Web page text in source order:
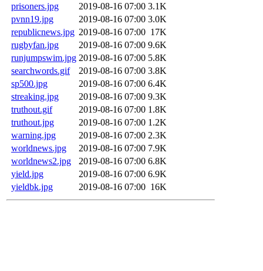
prisoners.jpg
2019-08-16 07:00 3.1K
pvnn19.jpg
2019-08-16 07:00 3.0K
republicnews.jpg 2019-08-16 07:00 17K
rugbyfan.jpg
2019-08-16 07:00 9.6K
runjumpswim.jpg 2019-08-16 07:00 5.8K
searchwords.gif
2019-08-16 07:00 3.8K
sp500.jpg
2019-08-16 07:00 6.4K
streaking.jpg
2019-08-16 07:00 9.3K
truthout.gif
2019-08-16 07:00 1.8K
truthout.jpg
2019-08-16 07:00 1.2K
warning.jpg
2019-08-16 07:00 2.3K
worldnews.jpg
2019-08-16 07:00 7.9K
worldnews2.jpg
2019-08-16 07:00 6.8K
yield.jpg
2019-08-16 07:00 6.9K
yieldbk.jpg
2019-08-16 07:00 16K